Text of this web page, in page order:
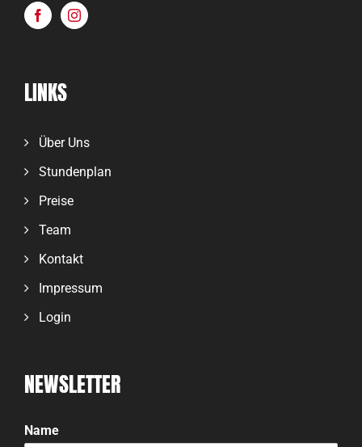
LINKS
Über Uns
Stundenplan
Preise
Team
Kontakt
Impressum
Login
NEWSLETTER
Name